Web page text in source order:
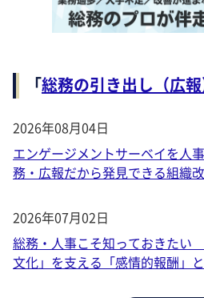
「総務の引き出し（広報
2026年08月04日
エンゲージメントサーベイを
務・広報だから発見できる組織
2026年07月02日
総務・人事こそ知っておきたい
文化」を支える「感情的報酬」